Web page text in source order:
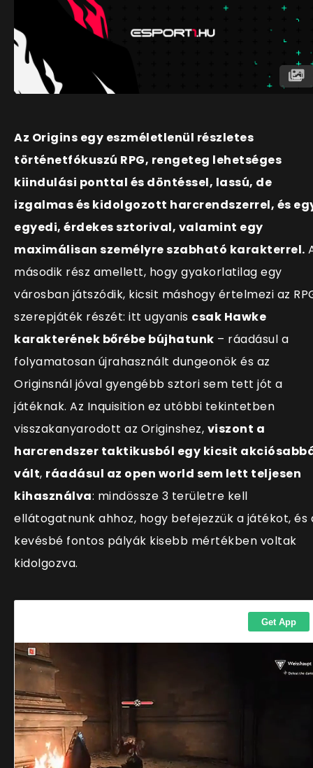
Az Origins egy eszméletlenül részletes
történetfókuszú RPG, rengeteg lehetséges
kiindulási ponttal és döntéssel, lassú, de
izgalmas és kidolgozott harcrendszerrel, és
egyedi, érdekes sztorival, valamint egy
maximálisan személyre szabható karakterrel.
második rész amellett, hogy gyakorlatilag egy
városban játszódik, kicsit máshogy értelmezi az
szerepjáték részét: itt ugyanis csak Hawke
karakterének bőrébe bújhatunk – ráadásul a
folyamatosan újrahasznált dungeonök és az
Originsnál jóval gyengébb sztori sem tett jót a
játéknak. Az Inquisition ez utóbbi tekintetben
visszakanyarodott az Originshez, viszont a
harcrendszer taktikusból egy kicsit
vált, ráadásul az open world sem lett teljesen
kihasználva: mindössze 3 területre kell
ellátogatnunk ahhoz, hogy befejezzük a játékot, és
kevésbé fontos pályák kisebb mértékben voltak
kidolgozva.